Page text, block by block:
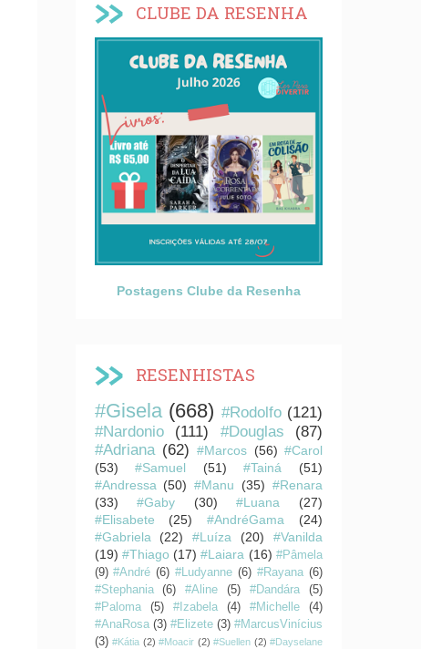
CLUBE DA RESENHA
Postagens Clube da Resenha
RESENHISTAS
#Gisela (668) #Rodolfo (121)
#Nardonio
(111) #Douglas
(87)
#Adriana (62) #Marcos (56) #Carol
(53)
#Samuel (51) #Tainá
(51)
#Andressa (50) #Manu (35) #Renara
(33)
#Gaby (30) #Luana
(27)
#Elisabete
(25) #AndréGama
(24)
#Gabriela
(22) #Luíza (20)
#Vanilda
(19) #Thiago (17) #Laiara (16) #Pâmela
(9) #André (6) #Ludyanne (6) #Rayana (6)
#Stephania
(6) #Aline (5) #Dandára
(5)
#Paloma
(5) #Izabela (4) #Michelle
(4)
#AnaRosa (3) #Elizete (3) #MarcusVinícius
(3) #Kátia (2) #Moacir (2) #Suellen (2) #Dayselane